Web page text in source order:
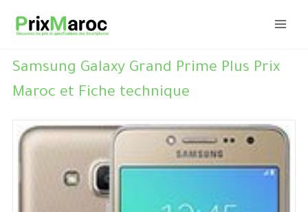
Samsung Galaxy Grand Prime Plus Prix
Maroc et Fiche technique